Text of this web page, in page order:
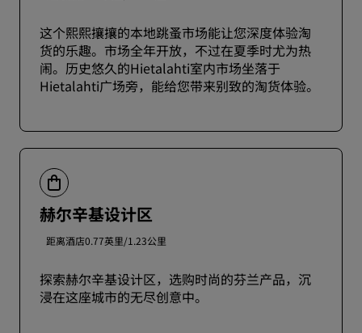
这个熙熙攘攘的本地跳蚤市场能让您深度体验淘
货的乐趣。市场全年开放，不过在夏季时尤为热
闹。历史悠久的Hietalahti室内市场坐落于
Hietalahti广场旁，能给您带来别致的淘货体验。
赫尔辛基设计区
距离酒店0.77英里/1.23公里
探索赫尔辛基设计区，选购时尚的芬兰产品，沉
浸在这座城市的无尽创意中。